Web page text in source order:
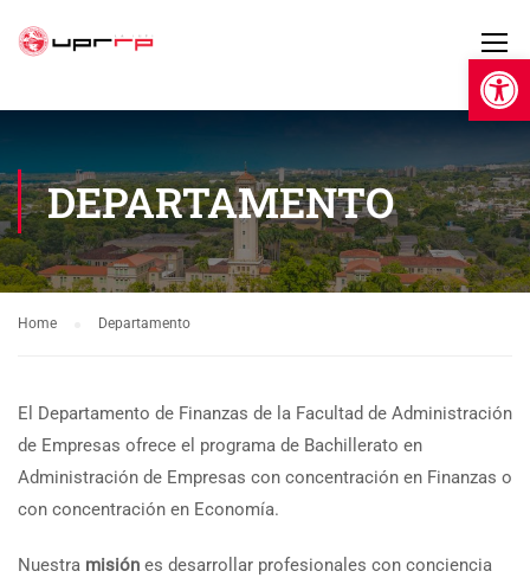
DEPARTAMENTO
Home Departamento
El Departamento de Finanzas de la Facultad de Administración
de Empresas ofrece el programa de Bachillerato en
Administración de Empresas con concentración en Finanzas o
con concentración en Economía.
Nuestra misión es desarrollar profesionales con conciencia